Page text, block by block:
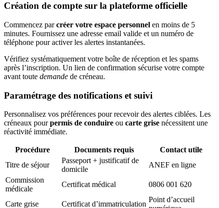
Création de compte sur la plateforme officielle
Commencez parcréer votre espace personnel en moins de 5
minutes. Fournissez une adresse email valide et un numéro de
téléphone pour activer les alertes instantanées.
Vérifiez systématiquement votre boîte de réception et les spams
après l’inscription. Un lien de confirmation sécurise votre compte
avant toute demande de créneau.
Paramétrage des notifications et suivi
Personnalisez vos préférences pour recevoir des alertes ciblées. Les
créneaux pourpermis de conduire ou carte grise nécessitent une
réactivité immédiate.
Procédure Documents requis
Contact utile
Titre de séjour
Passeport + justificatif de
domicile
ANEF en ligne
Commission
médicale
Certificat médical 0806 001 620
Carte grise Certificat d’immatriculation
Point d’accueil